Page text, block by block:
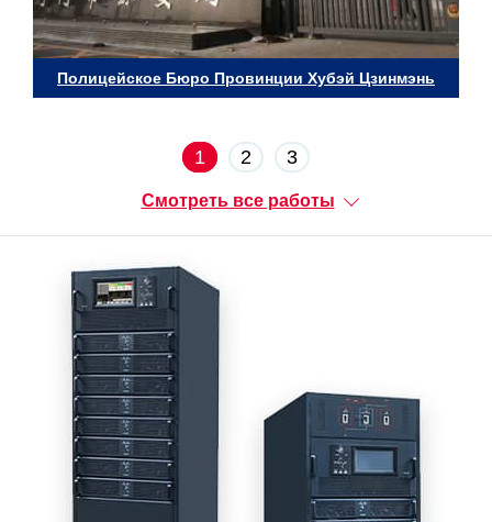
Полицейское Бюро Провинции Хубэй Цзинмэнь
1 2 3
Смотреть все работы